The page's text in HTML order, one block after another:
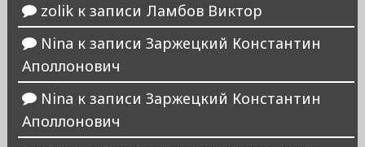
zolikк записи Ламбов Виктор
Nina к записи Заржецкий Константин
Аполлонович
Nina к записи Заржецкий Константин
Аполлонович